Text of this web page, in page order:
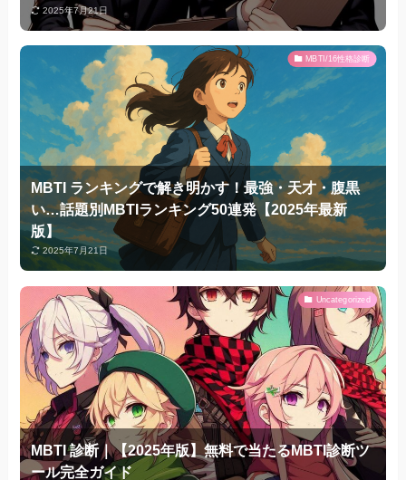
2025年7月21日
MBTI/16性格診断
MBTI ランキングで解き明かす！最強・天才・腹黒
い…話題別MBTIランキング50連発【2025年最新
版】
2025年7月21日
Uncategorized
MBTI 診断｜【2025年版】無料で当たるMBTI診断ツ
ール完全ガイド